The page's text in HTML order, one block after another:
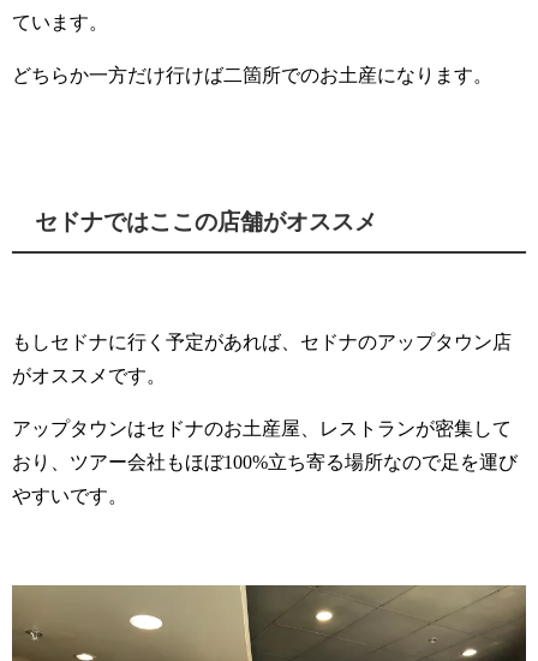
ています。
どちらか一方だけ行けば二箇所でのお土産になります。
セドナではここの店舗がオススメ
もしセドナに行く予定があれば、セドナのアップタウン店
がオススメです。
アップタウンはセドナのお土産屋、レストランが密集して
おり、ツアー会社もほぼ100%立ち寄る場所なので足を運び
やすいです。